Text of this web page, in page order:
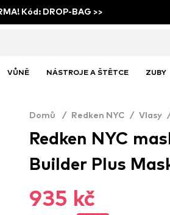
Kód: DROP-BAG >>
VŮNĚ NÁSTROJE A ŠTĚTCE ZUBY
Domů / Redken NYC / Vlasy
Redken NYC
Builder Plus
935 kč